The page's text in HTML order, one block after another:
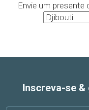
Envie um presente
Inscreva-se &